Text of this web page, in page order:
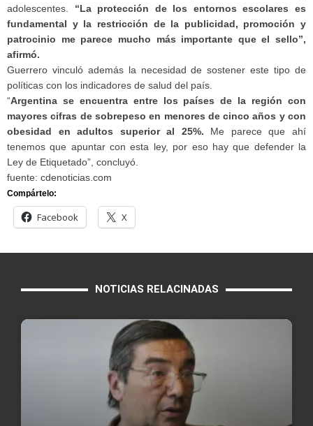
adolescentes.
“La protección de los entornos escolares es
fundamental y la restricción de la publicidad, promoción y
patrocinio me parece mucho más importante que el sello”,
afirmó.
Guerrero vinculó además la necesidad de sostener este tipo de
políticas con los indicadores de salud del país.
“Argentina se encuentra entre los países de la región con
mayores cifras de sobrepeso en menores de cinco años y con
obesidad en adultos superior al 25%. Me parece que ahí
tenemos que apuntar con esta ley, por eso hay que defender la
Ley de Etiquetado”, concluyó.
fuente: cdenoticias.com
Compártelo:
Facebook X
NOTICIAS RELACINADAS